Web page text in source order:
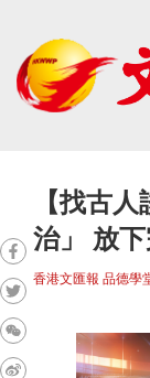
【找古
治」 放
香港文匯報 品德學